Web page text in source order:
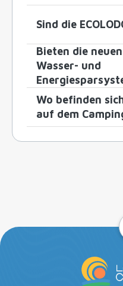
Sind die
Bieten die neuen
Wasser- und
Wo befinden sich
auf dem